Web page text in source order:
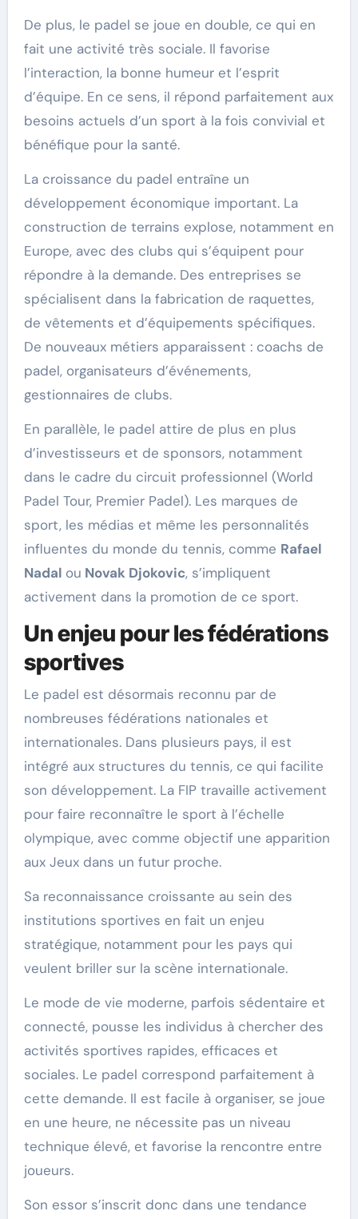
De plus, le padel se joue en double, ce qui en
fait une activité très sociale. Il favorise
l’interaction, la bonne humeur et l’esprit
d’équipe. En ce sens, il répond parfaitement aux
besoins actuels d’un sport à la fois convivial et
bénéfique pour la santé.
La croissance du padel entraîne un
développement économique important. La
construction de terrains explose, notamment en
Europe, avec des clubs qui s’équipent pour
répondre à la demande. Des entreprises se
spécialisent dans la fabrication de raquettes,
de vêtements et d’équipements spécifiques.
De nouveaux métiers apparaissent : coachs de
padel, organisateurs d’événements,
gestionnaires de clubs.
En parallèle, le padel attire de plus en plus
d’investisseurs et de sponsors, notamment
dans le cadre du circuit professionnel (World
Padel Tour, Premier Padel). Les marques de
sport, les médias et même les personnalités
influentes du monde du tennis, comme Rafael
Nadal ou Novak Djokovic, s’impliquent
activement dans la promotion de ce sport.
Un enjeu pour les fédérations
sportives
Le padel est désormais reconnu par de
nombreuses fédérations nationales et
internationales. Dans plusieurs pays, il est
intégré aux structures du tennis, ce qui facilite
son développement. La FIP travaille activement
pour faire reconnaître le sport à l’échelle
olympique, avec comme objectif une apparition
aux Jeux dans un futur proche.
Sa reconnaissance croissante au sein des
institutions sportives en fait un enjeu
stratégique, notamment pour les pays qui
veulent briller sur la scène internationale.
Le mode de vie moderne, parfois sédentaire et
connecté, pousse les individus à chercher des
activités sportives rapides, efficaces et
sociales. Le padel correspond parfaitement à
cette demande. Il est facile à organiser, se joue
en une heure, ne nécessite pas un niveau
technique élevé, et favorise la rencontre entre
joueurs.
Son essor s’inscrit donc dans une tendance